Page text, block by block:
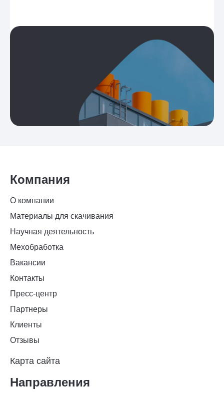
Компания
О компании
Материалы для скачивания
Научная деятельность
Мехобработка
Вакансии
Контакты
Пресс-центр
Партнеры
Клиенты
Отзывы
Карта сайта
Направления